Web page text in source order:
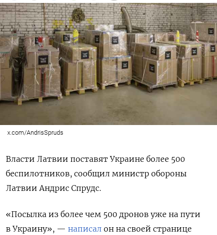
x.com/AndrisSpruds
Власти Латвии поставят Украине более 500
беспилотников, сообщил министр обороны
Латвии Андрис Спрудс.
«Посылка из более чем 500 дронов уже на пути
в Украину», — написал он на своей странице